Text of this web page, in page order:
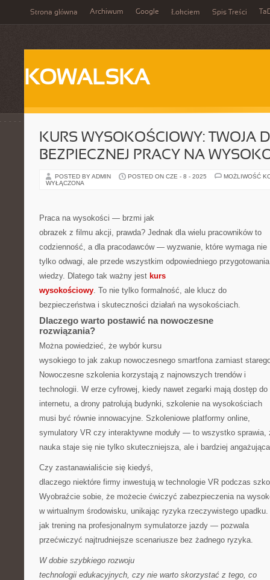
Strona główna Archiwum Google Łokciem Spis Treści
KOWALSKA
KURS WYSOKOŚCIOWY: TWOJA
BEZPIECZNEJ PRACY NA
POSTED BY ADMIN POSTED ON CZE - 8 - 2025
MOŻLIWOŚĆ
WYŁĄCZONA
Praca na wysokości — brzmi jak
obrazek z filmu akcji, prawda? Jednak dla wielu pracowników to
codzienność, a dla pracodawców — wyzwanie, które wymaga nie
tylko odwagi, ale przede wszystkim odpowiedniego
wiedzy. Dlatego tak ważny jest kurs
wysokościowy. To nie tylko formalność, ale klucz do
bezpieczeństwa i skuteczności działań na wysokościach.
Dlaczego warto postawić na nowoczesne
rozwiązania?
Można powiedzieć, że wybór kursu
wysokiego to jak zakup nowoczesnego smartfona zamiast
Nowoczesne szkolenia korzystają z najnowszych trendów i
technologii. W erze cyfrowej, kiedy nawet zegarki mają dostęp do
internetu, a drony patrolują budynki, szkolenie na wysokościach
musi być równie innowacyjne. Szkoleniowe platformy online,
symulatory VR czy interaktywne moduły — to wszystko sprawia,
nauka staje się nie tylko skuteczniejsza, ale i bardziej
Czy zastanawialiście się kiedyś,
dlaczego niektóre firmy inwestują w technologie VR podczas
Wyobraźcie sobie, że możecie ćwiczyć zabezpieczenia na
w wirtualnym środowisku, unikając ryzyka rzeczywistego upadku.
jak trening na profesjonalnym symulatorze jazdy — pozwala
przećwiczyć najtrudniejsze scenariusze bez żadnego ryzyka.
W dobie szybkiego rozwoju
technologii edukacyjnych, czy nie warto skorzystać z tego, co